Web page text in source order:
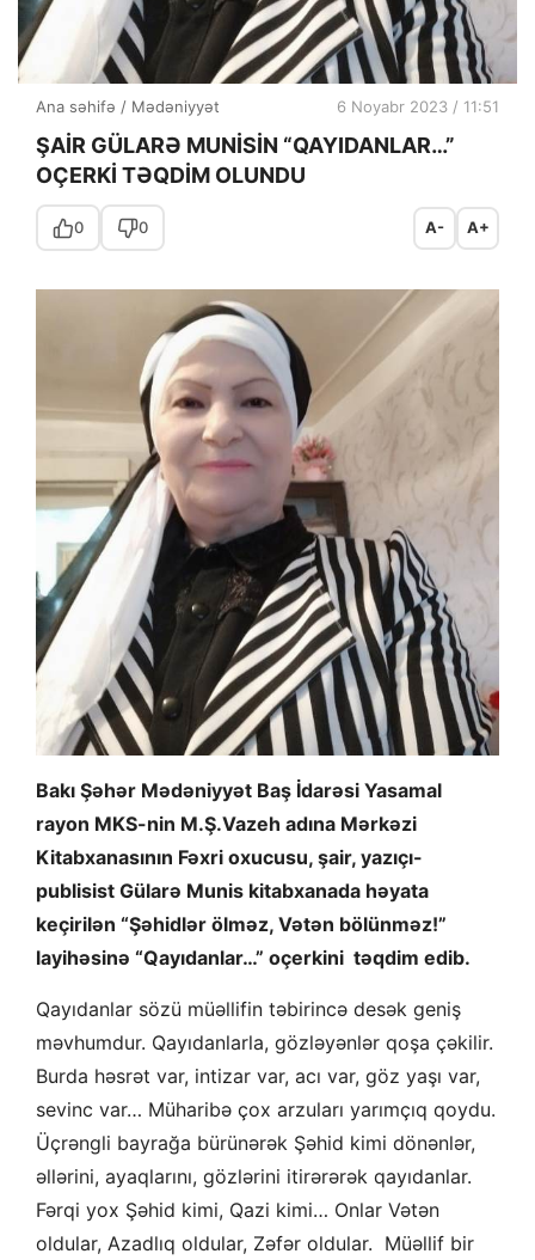
Ana səhifə / Mədəniyyət 6 Noyabr 2023 / 11:51
ŞAİR GÜLARƏ MUNİSİN “QAYIDANLAR…”
OÇERKİ TƏQDİM OLUNDU
0 0 A- A+
Bakı Şəhər Mədəniyyət Baş İdarəsi Yasamal
rayon MKS-nin M.Ş.Vazeh adına Mərkəzi
Kitabxanasının Fəxri oxucusu, şair, yazıçı-
publisist Gülarə Munis kitabxanada həyata
keçirilən “Şəhidlər ölməz, Vətən bölünməz!”
layihəsinə “Qayıdanlar…” oçerkini təqdim edib.
Qayıdanlar sözü müəllifin təbirincə desək geniş
məvhumdur. Qayıdanlarla, gözləyənlər qoşa çəkilir.
Burda həsrət var, intizar var, acı var, göz yaşı var,
sevinc var… Müharibə çox arzuları yarımçıq qoydu.
Üçrəngli bayrağa bürünərək Şəhid kimi dönənlər,
əllərini, ayaqlarını, gözlərini itirərərək qayıdanlar.
Fərqi yox Şəhid kimi, Qazi kimi… Onlar Vətən
oldular, Azadlıq oldular, Zəfər oldular. Müəllif bir